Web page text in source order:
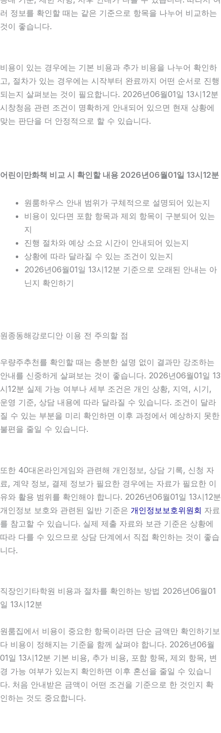
러 정보를 확인할 때는 같은 기준으로 항목을 나누어 비교하는
것이 좋습니다.
비용이 있는 경우에는 기본 비용과 추가 비용을 나누어 확인하
고, 절차가 있는 경우에는 시작부터 완료까지 어떤 순서로 진행
되는지 살펴보는 것이 필요합니다. 2026년06월01일 13시12분
시창청음 관련 조건이 명확하게 안내되어 있으면 현재 상황에
맞는 판단을 더 안정적으로 할 수 있습니다.
어린이만화책 비교 시 확인할 내용 2026년06월01일 13시12분
원룸하우스 안내 범위가 구체적으로 설명되어 있는지
비용이 있다면 포함 항목과 제외 항목이 구분되어 있는
지
진행 절차와 예상 소요 시간이 안내되어 있는지
상황에 따라 달라질 수 있는 조건이 있는지
2026년06월01일 13시12분 기준으로 오래된 안내는 아
닌지 확인하기
원종동해강로디안 이용 전 주의할 점
우량주추천를 확인할 때는 충분한 설명 없이 결과만 강조하는
안내를 신중하게 살펴보는 것이 좋습니다. 2026년06월01일 13
시12분 실제 가능 여부나 세부 조건은 개인 상황, 지역, 시기,
운영 기준, 상담 내용에 따라 달라질 수 있습니다. 조건이 달라
질 수 있는 부분을 미리 확인하면 이후 과정에서 예상하지 못한
불편을 줄일 수 있습니다.
또한 40대온라인게임와 관련해 개인정보, 상담 기록, 신청 자
료, 계약 정보, 결제 정보가 필요한 경우에는 자료가 필요한 이
유와 활용 범위를 확인해야 합니다. 2026년06월01일 13시12분
개인정보 보호와 관련된 일반 기준은 개인정보보호위원회 자료
를 참고할 수 있습니다. 실제 제출 자료와 보관 기준은 상황에
따라 다를 수 있으므로 상담 단계에서 직접 확인하는 것이 좋습
니다.
직장인기타학원 비용과 절차를 확인하는 방법 2026년06월01
일 13시12분
원룸집에서 비용이 중요한 항목이라면 단순 금액만 확인하기보
다 비용이 정해지는 기준을 함께 살펴야 합니다. 2026년06월
01일 13시12분 기본 비용, 추가 비용, 포함 항목, 제외 항목, 변
경 가능 여부가 있는지 확인하면 이후 혼선을 줄일 수 있습니
다. 처음 안내받은 금액이 어떤 조건을 기준으로 한 것인지 확
인하는 것도 중요합니다.